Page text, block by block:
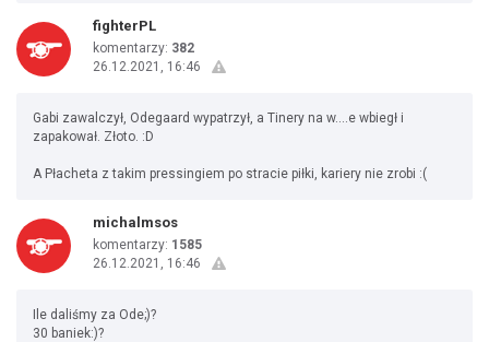
fighterPL
komentarzy: 382
26.12.2021, 16:46
Gabi zawalczył, Odegaard wypatrzył, a Tinery na w....e wbiegł i
zapakował. Złoto. :D
A Płacheta z takim pressingiem po stracie piłki, kariery nie zrobi :(
michalmsos
komentarzy: 1585
26.12.2021, 16:46
Ile daliśmy za Ode;)?
30 baniek:)?